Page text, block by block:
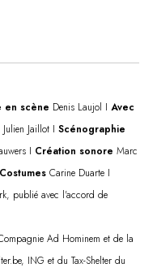
en scène Denis Laujol IAvec
Julien Jaillot IScénographie
I Création sonore Marc
CostumesCarine Duarte I
publié avec l'accord de
Ad Hominem et de la
ING et du Tax-Shelter du